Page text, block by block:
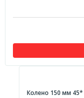
Колено 150 мм 45*